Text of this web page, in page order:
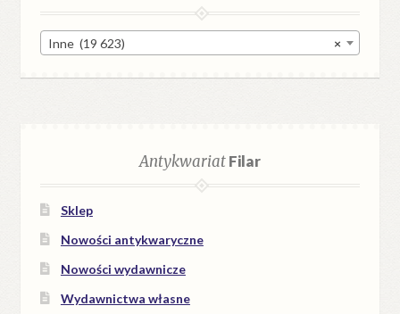
×
Inne (19 623)
AntykwariatFilar
Sklep
Nowości antykwaryczne
Nowości wydawnicze
Wydawnictwa własne